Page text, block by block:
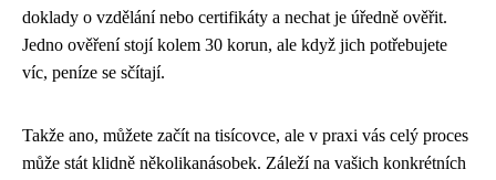
doklady o vzdělání nebo certifikáty a nechat je úředně ověřit.
Jedno ověření stojí kolem 30 korun, ale když jich potřebujete
víc, peníze se sčítají.
Takže ano, můžete začít na tisícovce, ale v praxi vás celý proces
může stát klidně několikanásobek. Záleží na vašich konkrétních